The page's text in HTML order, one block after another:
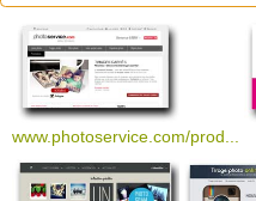
www.photoservice.com/prod...